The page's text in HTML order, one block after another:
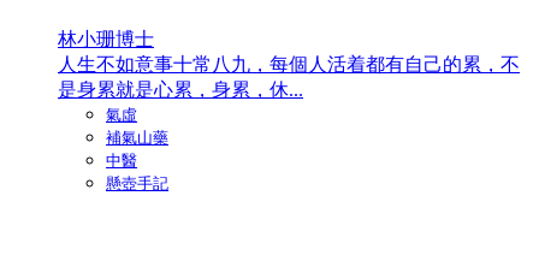
林小珊博士
人生不如意事十常八九，每個人活着都有自己的累，不
是身累就是心累，身累，休...
氣虛
補氣山藥
中醫
懸壺手記